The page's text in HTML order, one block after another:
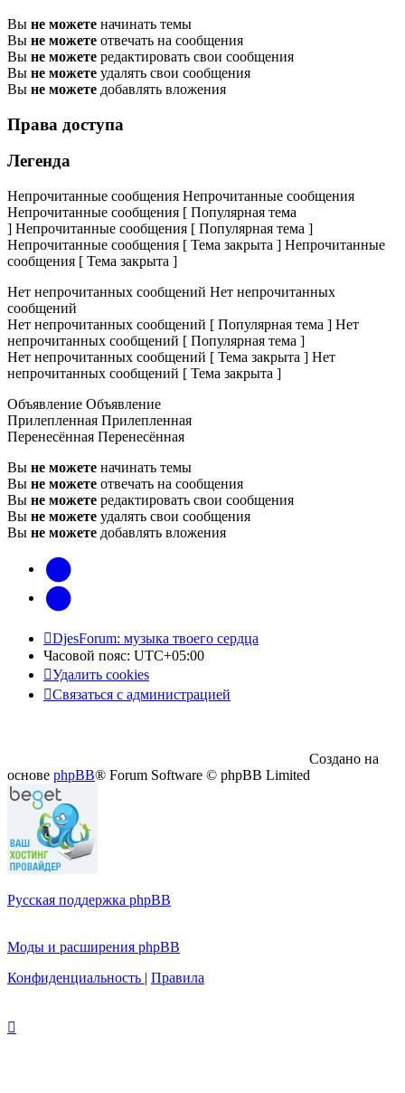
Вы не можете начинать темы
Вы не можете отвечать на сообщения
Вы не можете редактировать свои сообщения
Вы не можете удалять свои сообщения
Вы не можете добавлять вложения
Права доступа
Легенда
Непрочитанные сообщения Непрочитанные сообщения
Непрочитанные сообщения [ Популярная тема
] Непрочитанные сообщения [ Популярная тема ]
Непрочитанные сообщения [ Тема закрыта ] Непрочитанные
сообщения [ Тема закрыта ]
Нет непрочитанных сообщений Нет непрочитанных
сообщений
Нет непрочитанных сообщений [ Популярная тема ] Нет
непрочитанных сообщений [ Популярная тема ]
Нет непрочитанных сообщений [ Тема закрыта ] Нет
непрочитанных сообщений [ Тема закрыта ]
Объявление Объявление
Прилепленная Прилепленная
Перенесённая Перенесённая
Вы не можете начинать темы
Вы не можете отвечать на сообщения
Вы не можете редактировать свои сообщения
Вы не можете удалять свои сообщения
Вы не можете добавлять вложения
vk
Telegram
DjesForum: музыка твоего сердца
Часовой пояс: UTC+05:00
Удалить cookies
Связаться с администрацией
Создано на
основе phpBB® Forum Software © phpBB Limited
Русская поддержка phpBB
Моды и расширения phpBB
Конфиденциальность | Правила